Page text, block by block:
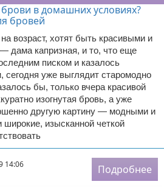
возраст, хотят быть красивыми и
дама капризная, и то, что еще
писком и казалось
уже выглядит старомодно
бы, только вчера красивой
изогнутая бровь, а уже
другую картину — модными и
широкие, изысканной четкой
14:06
Подробнее